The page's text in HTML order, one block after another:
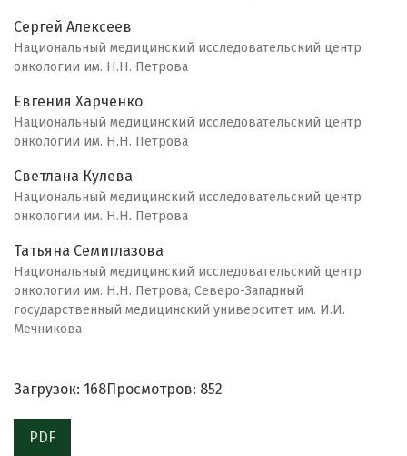
Сергей Алексеев
Национальный медицинский исследовательский центр
онкологии им. Н.Н. Петрова
Евгения Харченко
Национальный медицинский исследовательский центр
онкологии им. Н.Н. Петрова
Светлана Кулева
Национальный медицинский исследовательский центр
онкологии им. Н.Н. Петрова
Татьяна Семиглазова
Национальный медицинский исследовательский центр
онкологии им. Н.Н. Петрова, Северо-Западный
государственный медицинский университет им. И.И.
Мечникова
Загрузок: 168Просмотров: 852
PDF